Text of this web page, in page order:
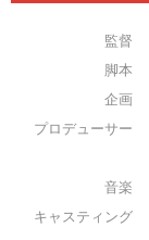
監督
脚本
企画
プロデューサー
音楽
キャスティング